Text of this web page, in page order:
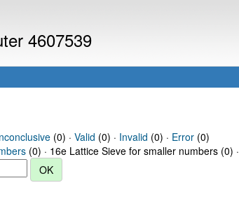
4607539
(0) · Valid (0) · Invalid (0) · Error(0)
(0) · 16e Lattice Sieve for smaller numbers (0) ·